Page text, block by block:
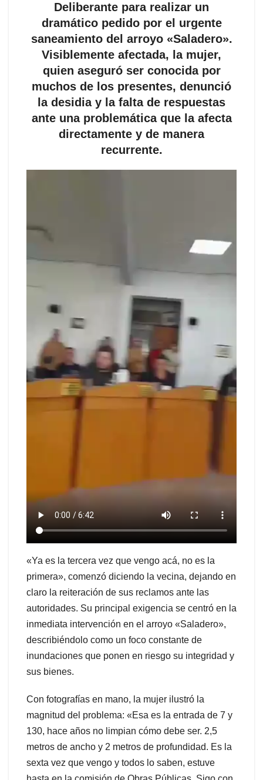
Deliberante para realizar un
dramático pedido por el urgente
saneamiento del arroyo «Saladero».
Visiblemente afectada, la mujer,
quien aseguró ser conocida por
muchos de los presentes, denunció
la desidia y la falta de respuestas
ante una problemática que la afecta
directamente y de manera
recurrente.
«Ya es la tercera vez que vengo acá, no es la
primera», comenzó diciendo la vecina, dejando en
claro la reiteración de sus reclamos ante las
autoridades. Su principal exigencia se centró en la
inmediata intervención en el arroyo «Saladero»,
describiéndolo como un foco constante de
inundaciones que ponen en riesgo su integridad y
sus bienes.
Con fotografías en mano, la mujer ilustró la
magnitud del problema: «Esa es la entrada de 7 y
130, hace años no limpian cómo debe ser. 2,5
metros de ancho y 2 metros de profundidad. Es la
sexta vez que vengo y todos lo saben, estuve